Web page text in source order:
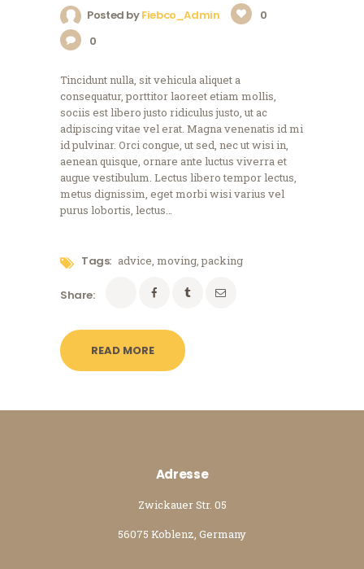
Posted byFiebco_Admin
0
0
Tincidunt nulla, sit vehicula aliquet a
consequatur, porttitor laoreet etiam mollis,
sociis est libero justo ridiculus justo, ut ac
adipiscing vitae vel erat. Magna venenatis id mi
id pulvinar. Orci congue, ut sed, nec ut wisi in,
aenean quisque, ornare ante luctus viverra et
augue vestibulum. Lectus libero tempor lectus,
metus dignissim, eget morbi wisi varius vel
purus lobortis, lectus…
Tags: advice,moving,packing
Share:
READ MORE
Adresse
Zwickauer Str. 05
56075 Koblenz, Germany